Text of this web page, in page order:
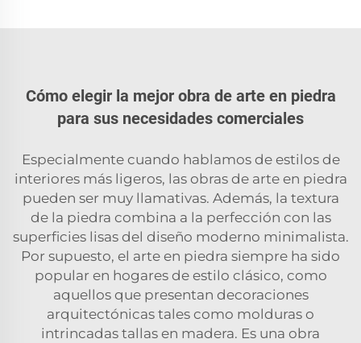
Cómo elegir la mejor obra de arte en piedra
para sus necesidades comerciales
Especialmente cuando hablamos de estilos de
interiores más ligeros, las obras de arte en piedra
pueden ser muy llamativas. Además, la textura
de la piedra combina a la perfección con las
superficies lisas del diseño moderno minimalista.
Por supuesto, el arte en piedra siempre ha sido
popular en hogares de estilo clásico, como
aquellos que presentan decoraciones
arquitectónicas tales como molduras o
intrincadas tallas en madera. Es una obra